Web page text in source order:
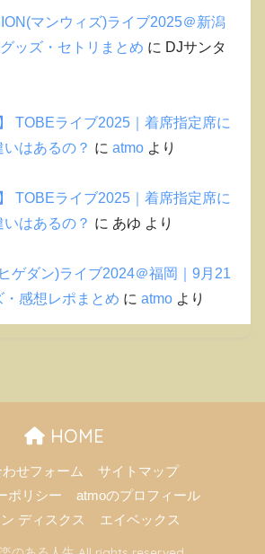
マンウィズ)ライブ2025＠新潟
ッズ・セトリまとめ に DJサンタ
TOBEライブ2025｜着席指定席に
はあるの？ に atmo より
TOBEライブ2025｜着席指定席に
はあるの？ に あゆ より
ゲダン)ライブ2024＠福岡｜9月21
・感想レポまとめ に atmo より
HOME
せフォーム
サイトマップ
ポリシー
atmoのプロフィール
ディスクス
エイベックス